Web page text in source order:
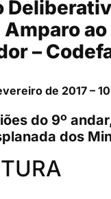
Amparo ao
–
de 2017 –
do 9º
dos